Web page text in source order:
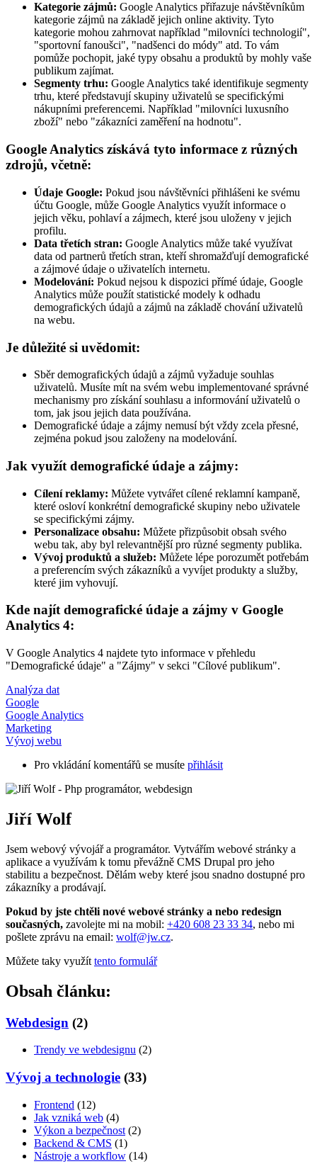
Kategorie zájmů: Google Analytics přiřazuje návštěvníkům
kategorie zájmů na základě jejich online aktivity. Tyto
kategorie mohou zahrnovat například "milovníci technologií",
"sportovní fanoušci", "nadšenci do módy" atd. To vám
pomůže pochopit, jaké typy obsahu a produktů by mohly vaše
publikum zajímat.
Segmenty trhu: Google Analytics také identifikuje segmenty
trhu, které představují skupiny uživatelů se specifickými
nákupními preferencemi. Například "milovníci luxusního
zboží" nebo "zákazníci zaměření na hodnotu".
Google Analytics získává tyto informace z různých
zdrojů, včetně:
Údaje Google: Pokud jsou návštěvníci přihlášeni ke svému
účtu Google, může Google Analytics využít informace o
jejich věku, pohlaví a zájmech, které jsou uloženy v jejich
profilu.
Data třetích stran: Google Analytics může také využívat
data od partnerů třetích stran, kteří shromažďují demografické
a zájmové údaje o uživatelích internetu.
Modelování: Pokud nejsou k dispozici přímé údaje, Google
Analytics může použít statistické modely k odhadu
demografických údajů a zájmů na základě chování uživatelů
na webu.
Je důležité si uvědomit:
Sběr demografických údajů a zájmů vyžaduje souhlas
uživatelů. Musíte mít na svém webu implementované správné
mechanismy pro získání souhlasu a informování uživatelů o
tom, jak jsou jejich data používána.
Demografické údaje a zájmy nemusí být vždy zcela přesné,
zejména pokud jsou založeny na modelování.
Jak využít demografické údaje a zájmy:
Cílení reklamy: Můžete vytvářet cílené reklamní kampaně,
které osloví konkrétní demografické skupiny nebo uživatele
se specifickými zájmy.
Personalizace obsahu: Můžete přizpůsobit obsah svého
webu tak, aby byl relevantnější pro různé segmenty publika.
Vývoj produktů a služeb: Můžete lépe porozumět potřebám
a preferencím svých zákazníků a vyvíjet produkty a služby,
které jim vyhovují.
Kde najít demografické údaje a zájmy v Google
Analytics 4:
V Google Analytics 4 najdete tyto informace v přehledu
"Demografické údaje" a "Zájmy" v sekci "Cílové publikum".
Analýza dat
Google
Google Analytics
Marketing
Vývoj webu
Pro vkládání komentářů se musíte přihlásit
Jiří Wolf
Jsem webový vývojář a programátor. Vytvářím webové stránky a
aplikace a využívám k tomu převážně CMS Drupal pro jeho
stabilitu a bezpečnost. Dělám weby které jsou snadno dostupné pro
zákazníky a prodávají.
Pokud by jste chtěli nové webové stránky a nebo redesign
současných, zavolejte mi na mobil: +420 608 23 33 34, nebo mi
pošlete zprávu na email: wolf@jw.cz.
Můžete taky využít tento formulář
Obsah článku:
Webdesign (2)
Trendy ve webdesignu (2)
Vývoj a technologie (33)
Frontend (12)
Jak vzniká web (4)
Výkon a bezpečnost (2)
Backend & CMS (1)
Nástroje a workflow (14)